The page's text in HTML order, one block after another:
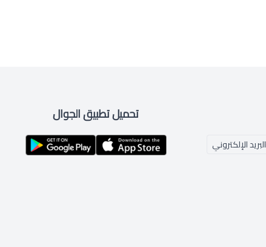
البريد الإلكتروني
تحميل تطبيق الجوال